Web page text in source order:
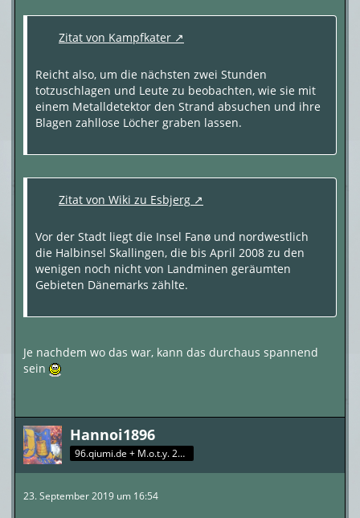
Zitat von Kampfkater
Reicht also, um die nächsten zwei Stunden
totzuschlagen und Leute zu beobachten, wie sie mit
einem Metalldetektor den Strand absuchen und ihre
Blagen zahllose Löcher graben lassen.
Zitat von Wiki zu Esbjerg
Vor der Stadt liegt die Insel Fanø und nordwestlich
die Halbinsel Skallingen, die bis April 2008 zu den
wenigen noch nicht von Landminen geräumten
Gebieten Dänemarks zählte.
Je nachdem wo das war, kann das durchaus spannend
sein
Hannoi1896
96.qiumi.de + M.o.t.y. 2017
23. September 2019 um 16:54